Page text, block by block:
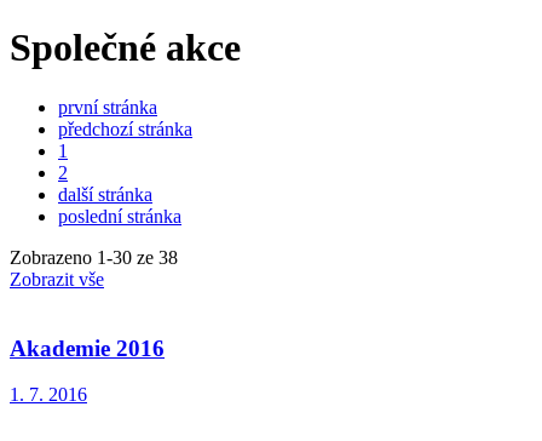
Společné akce
první stránka
předchozí stránka
1
2
další stránka
poslední stránka
Zobrazeno 1-30 ze 38
Zobrazit vše
Akademie 2016
1. 7. 2016